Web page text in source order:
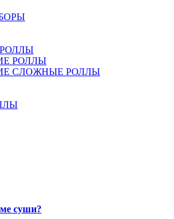
РОЛЛЫ
СЛОЖНЫЕ РОЛЛЫ
суши?